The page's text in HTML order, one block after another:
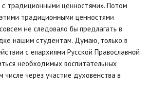
с традиционными ценностями». Потом
традиционными ценностями
не следовало бы предлагать в
нашим студентам. Думаю, только в
с епархиями Русской Православной
необходимых воспитательных
числе через участие духовенства в